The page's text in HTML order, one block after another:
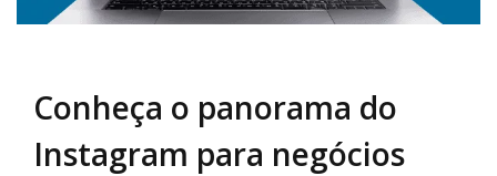
Conheça o panorama do
Instagram para negócios